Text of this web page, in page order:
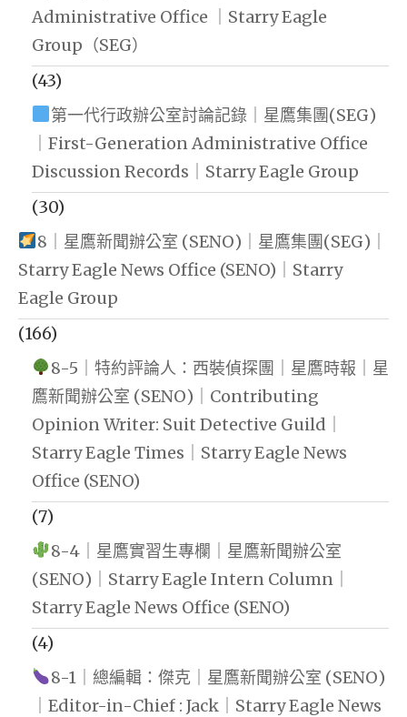
Administrative Office ｜Starry Eagle
Group（SEG）
(43)
第一代行政辦公室討論記錄｜星鷹集團(SEG)
｜First-Generation Administrative Office
Discussion Records｜Starry Eagle Group
(30)
8｜星鷹新聞辦公室 (SENO)｜星鷹集團(SEG)｜
Starry Eagle News Office (SENO)｜Starry
Eagle Group
(166)
8-5｜特約評論人：西裝偵探團｜星鷹時報｜星
鷹新聞辦公室 (SENO)｜Contributing
Opinion Writer: Suit Detective Guild｜
Starry Eagle Times｜Starry Eagle News
Office (SENO)
(7)
8-4｜星鷹實習生專欄｜星鷹新聞辦公室
(SENO)｜Starry Eagle Intern Column｜
Starry Eagle News Office (SENO)
(4)
8-1｜總編輯：傑克｜星鷹新聞辦公室 (SENO)
｜Editor-in-Chief : Jack｜Starry Eagle News